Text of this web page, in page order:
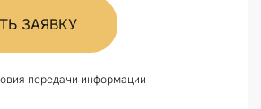
ЗАЯВКУ
передачи информации